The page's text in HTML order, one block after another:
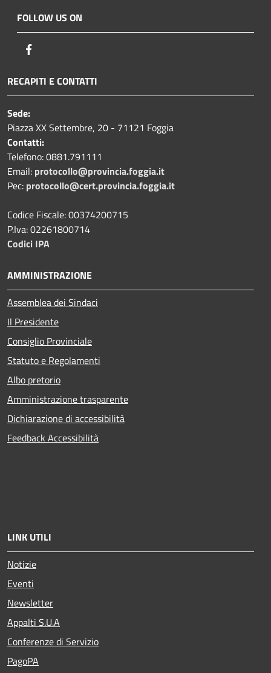
FOLLOW US ON
RECAPITI E CONTATTI
Sede:
Piazza XX Settembre, 20 - 71121 Foggia
Contatti:
Telefono: 0881.791111
Email: protocollo@provincia.foggia.it
Pec: protocollo@cert.provincia.foggia.it
Codice Fiscale: 00374200715
P.Iva: 02261800714
Codici IPA
AMMINISTRAZIONE
Assemblea dei Sindaci
Il Presidente
Consiglio Provinciale
Statuto e Regolamenti
Albo pretorio
Amministrazione trasparente
Dichiarazione di accessibilità
Feedback Accessibilità
LINK UTILI
Notizie
Eventi
Newsletter
Appalti S.U.A
Conferenze di Servizio
PagoPA